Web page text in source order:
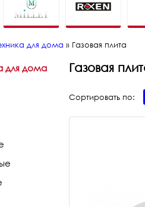
для дома » Газовая плита
для дома
Газовая
Сортировать по: